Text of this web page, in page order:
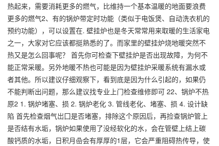
热起来，需要消耗更多的燃气，比维持一个基本温暖的地面要浪费
更多的燃气2、有的锅炉带定时功能（类似于电饭煲、自动洗衣机的
预约功能），可以设置在. 壁挂炉也是冬天常常用来取暖的生活家电
之一，大家对它应该都挺熟悉的了。而家里的壁挂炉烧地暖突然不
热又是怎么回事呢？ 首先你可检查下壁挂炉是否出现故障，为何不
能正常采暖。另外地暖不热也可能是因为壁挂炉采暖系统有漏水或
者其他。所以建议仔细观察下，看到底是因为什么引起的，如果仍
不能判断出问题，那么建议找专业上门检查维修即可 22、锅炉不热
原2 1. 锅炉堵塞、损 2. 锅炉老化 3. 管线老化、堵塞、损 4. 设计缺
陷 首先检查烟气岀囗是否堵塞，排除这个原因后，再捡查锅炉管上
是否结有水垢，锅炉如果使用了没经软化的水，会在管壁上结上碳
酸钙质的水垢，日积月喦会有厚厚的1层，它会严重阻碍热传导，使